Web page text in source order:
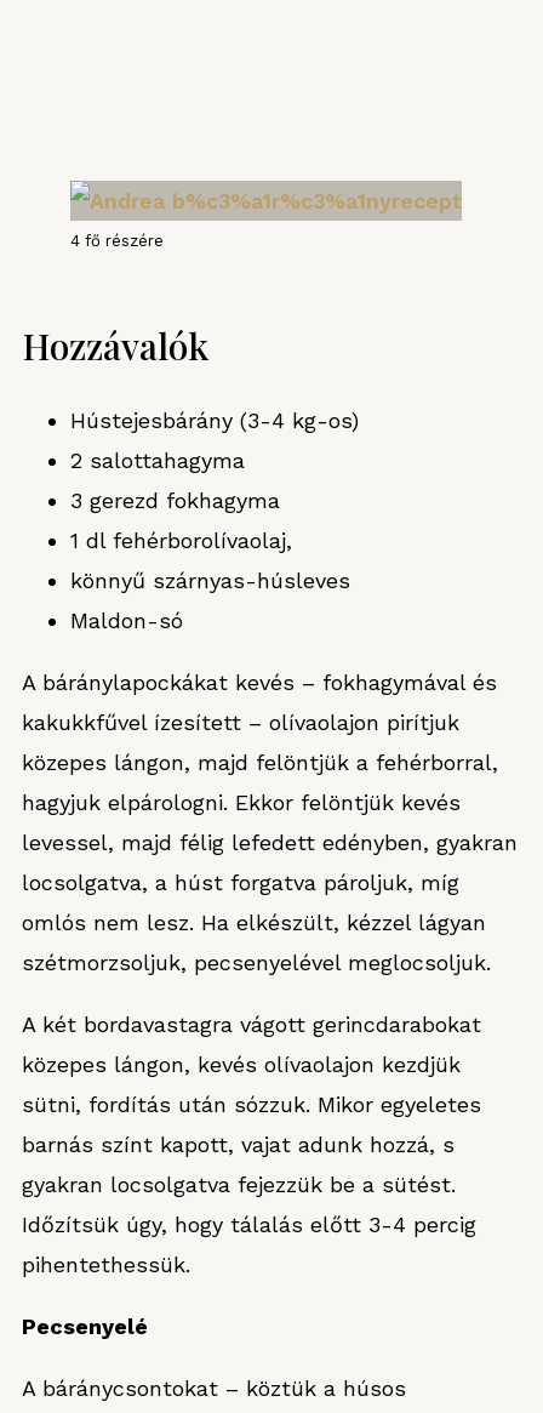
4 fő részére
Hozzávalók
Hústejesbárány (3-4 kg-os)
2 salottahagyma
3 gerezd fokhagyma
1 dl fehérborolívaolaj,
könnyű szárnyas-húsleves
Maldon-só
A báránylapockákat kevés – fokhagymával és
kakukkfűvel ízesített – olívaolajon pirítjuk
közepes lángon, majd felöntjük a fehérborral,
hagyjuk elpárologni. Ekkor felöntjük kevés
levessel, majd félig lefedett edényben, gyakran
locsolgatva, a húst forgatva pároljuk, míg
omlós nem lesz. Ha elkészült, kézzel lágyan
szétmorzsoljuk, pecsenyelével meglocsoljuk.
A két bordavastagra vágott gerincdarabokat
közepes lángon, kevés olívaolajon kezdjük
sütni, fordítás után sózzuk. Mikor egyeletes
barnás színt kapott, vajat adunk hozzá, s
gyakran locsolgatva fejezzük be a sütést.
Időzítsük úgy, hogy tálalás előtt 3-4 percig
pihentethessük.
Pecsenyelé
A báránycsontokat – köztük a húsos